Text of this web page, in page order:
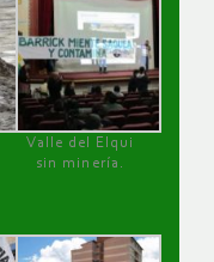
Valle del Elqui
sin minería.